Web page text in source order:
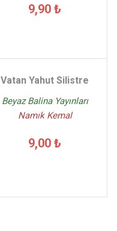
9,90 ₺
Vatan Yahut Silistre
Beyaz Balina Yayınları
Namık Kemal
9,00 ₺